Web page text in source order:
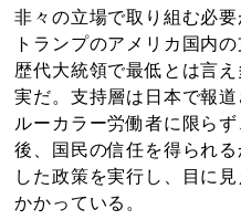
非々の立場で取り組む必要
トランプのアメリカ国内
歴代大統領で最低とは言
実だ。支持層は日本で報
ルーカラー労働者に限ら
後、国民の信任を得られ
した政策を実行し、目に
かかっている。